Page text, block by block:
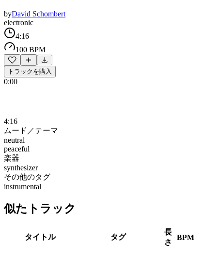
byDavid Schombert
electronic
4:16
100 BPM
トラックを購入
0:00
4:16
ムード／テーマ
neutral
peaceful
楽器
synthesizer
その他のタグ
instrumental
似たトラック
タイトル タグ
長
さ
BPM